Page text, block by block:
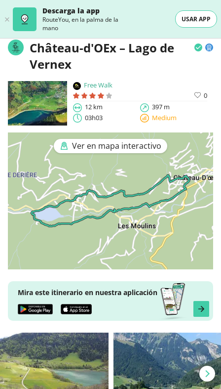
Descarga la app
RouteYou, en la palma de la
mano
USAR APP
Château-d'OEx – Lago de
Vernex
Free Walk
0
12 km
397 m
03h03
Medium
Ver en mapa interactivo
Mira este itinerario en nuestra aplicación